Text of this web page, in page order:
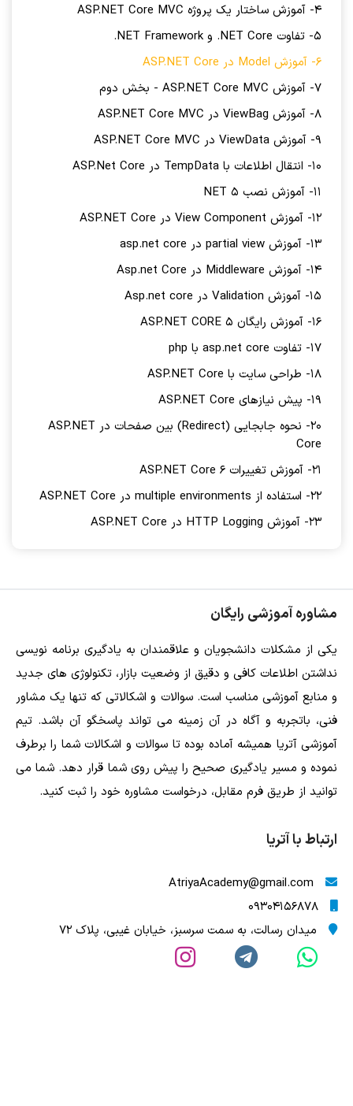
4- آموزش ساختار یک پروژه ASP.NET Core MVC
5- تفاوت NET Core. و NET Framework.
6- آموزش Model در ASP.NET Core
7- آموزش ASP.NET Core MVC - بخش دوم
8- آموزش ViewBag در ASP.NET Core MVC
9- آموزش ViewData در ASP.NET Core MVC
10- انتقال اطلاعات با TempData در ASP.Net Core
11- آموزش نصب NET 5
12- آموزش View Component در ASP.NET Core
13- آموزش partial view در asp.net core
14- آموزش Middleware در Asp.net Core
15- آموزش Validation در Asp.net core
16- آموزش رایگان ASP.NET CORE 5
17- تفاوت asp.net core با php
18- طراحی سایت با ASP.NET Core
19- پیش نیازهای ASP.NET Core
20- نحوه جابجایی (Redirect) بین صفحات در ASP.NET
Core
21- آموزش تغییرات ASP.NET Core 6
22- استفاده از multiple environments در ASP.NET Core
23- آموزش HTTP Logging در ASP.NET Core
مشاوره آموزشی رایگان
یکی از مشکلات دانشجویان و علاقمندان به یادگیری برنامه نویسی
نداشتن اطلاعات کافی و دقیق از وضعیت بازار، تکنولوژی های جدید
و منابع آموزشی مناسب است. سوالات و اشکالاتی که تنها یک مشاور
فنی، باتجربه و آگاه در آن زمینه می تواند پاسخگو آن باشد. تیم
آموزشی آتریا همیشه آماده بوده تا سوالات و اشکالات شما را برطرف
نموده و مسیر یادگیری صحیح را پیش روی شما قرار دهد. شما می
توانید از طریق فرم مقابل، درخواست مشاوره خود را ثبت کنید.
ارتباط با آتریا
AtriyaAcademy@gmail.com
09304156878
میدان رسالت، به سمت سرسبز، خیابان غیبی، پلاک 72